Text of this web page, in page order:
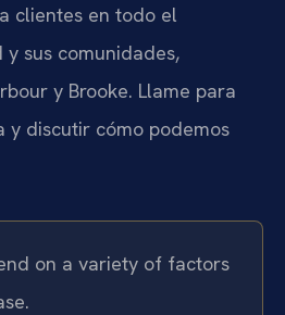
clientes en todo el
sus comunidades,
y Brooke. Llame para
y discutir cómo podemos
on a variety of factors